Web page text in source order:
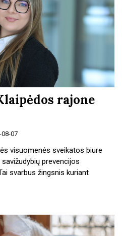
rajone
08-07
visuomenės sveikatos biure
prevencijos
svarbus žingsnis kuriant